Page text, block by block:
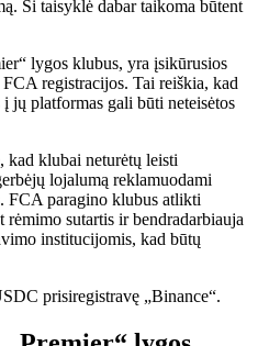
Ši taisyklė dabar taikoma būtent
lygos klubus, yra įsikūrusios
registracijos. Tai reiškia, kad
jų platformas gali būti neteisėtos
kad klubai neturėtų leisti
lojalumą reklamuodami
FCA paragino klubus atlikti
rėmimo sutartis ir bendradarbiauja
institucijomis, kad būtų
prisiregistravę „Binance“.